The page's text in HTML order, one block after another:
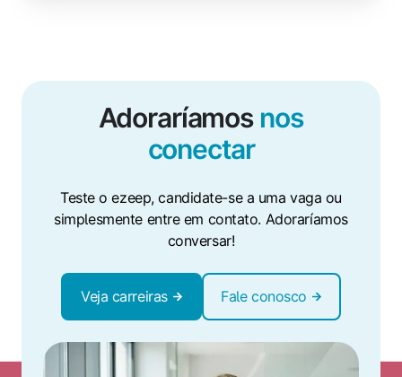
Adoraríamosnos
conectar
Teste o ezeep, candidate-se a uma vaga ou
simplesmente entre em contato. Adoraríamos
conversar!
Veja carreiras Fale conosco